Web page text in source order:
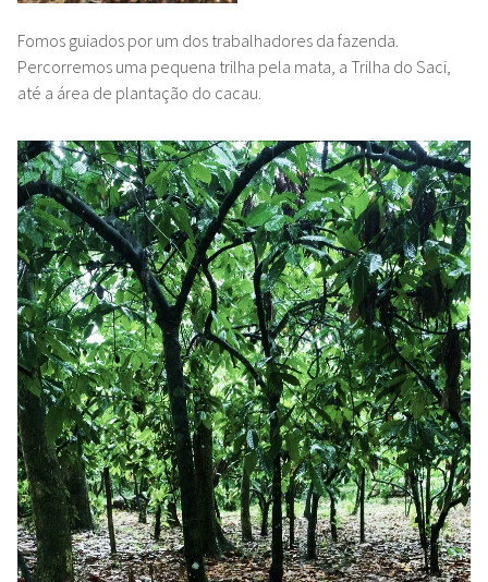
Fomos guiados por um dos trabalhadores da fazenda.
Percorremos uma pequena trilha pela mata, a Trilha do Saci,
até a área de plantação do cacau.